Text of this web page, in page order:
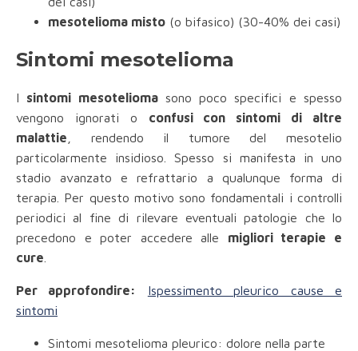
mesotelioma misto (o bifasico) (30-40% dei casi)
Sintomi mesotelioma
I sintomi mesoteliomasono poco specifici e spesso
vengono ignorati o confusi con sintomi di altre
malattie , rendendo il tumore del mesotelio
particolarmente insidioso. Spesso si manifesta in uno
stadio avanzato e refrattario a qualunque forma di
terapia. Per questo motivo sono fondamentali i controlli
periodici al fine di rilevare eventuali patologie che lo
precedono e poter accedere alle migliori terapie e
cure
Per approfondire:
Ispessimento pleurico cause e
sintomi
Sintomi mesotelioma pleurico: dolore nella parte